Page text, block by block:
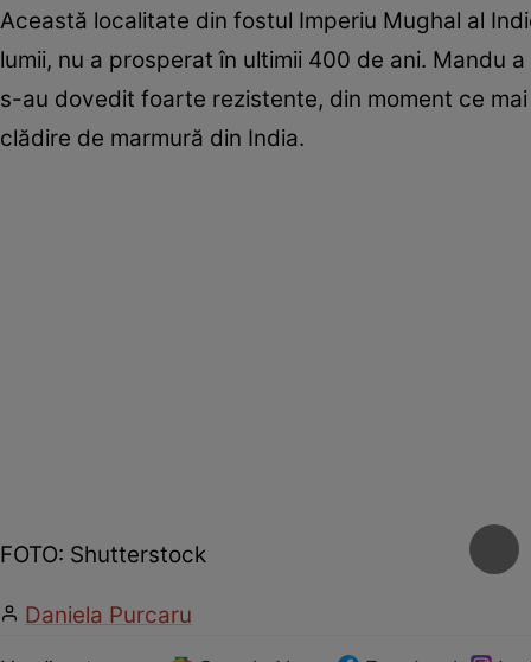
Această localitate din fostul Imperiu Mughal al
lumii, nu a prosperat în ultimii 400 de ani. Mandu
s-au dovedit foarte rezistente, din moment ce
clădire de marmură din India.
FOTO: Shutterstock
Daniela Purcaru